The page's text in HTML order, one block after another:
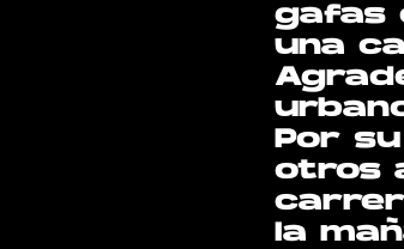
gafas
una
Por
otros
la